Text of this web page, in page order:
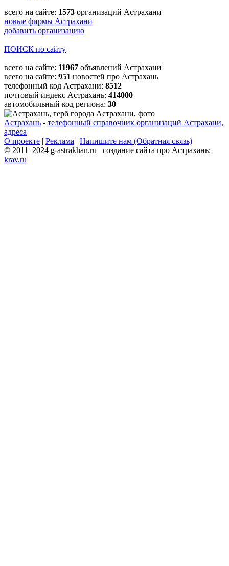
всего на сайте: 1573 организаций Астрахани
новые фирмы Астрахани
добавить организацию
ПОИСК по сайту
всего на сайте: 11967 объявлений Астрахани
всего на сайте: 951 новостей про Астрахань
телефонный код Астрахани: 8512
почтовый индекс Астрахань: 414000
автомобильный код региона: 30
Астрахань - телефонный справочник организаций Астрахани,
адреса
О проекте | Реклама | Напишите нам (Обратная связь)
© 2011–2024 g-astrakhan.ru создание сайта про Астрахань:
krav.ru